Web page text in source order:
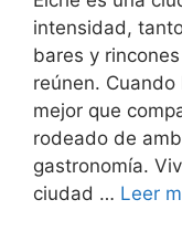
intensidad,
bares y
reúnen.
mejor que
rodeado de
gastronomía.
ciudad … Leer